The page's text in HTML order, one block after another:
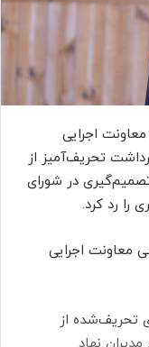
معاونت اجرایی
تحریف‌آمیز از
در شورای
را رد کرد.
معاونت اجرایی
تحریف‌شده از